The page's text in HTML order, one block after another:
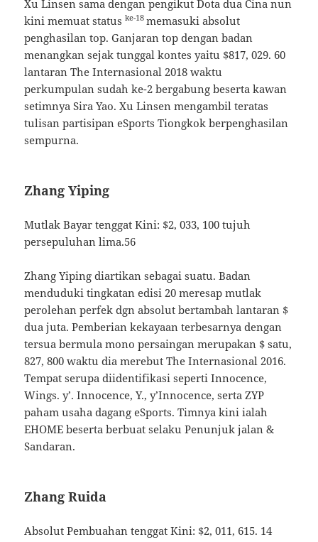
Xu Linsen sama dengan pengikut Dota dua Cina nun
kini memuat statuske-18memasuki absolut
penghasilan top. Ganjaran top dengan badan
menangkan sejak tunggal kontes yaitu $817, 029. 60
lantaran The Internasional 2018 waktu
perkumpulan sudah ke-2 bergabung beserta kawan
setimnya Sira Yao. Xu Linsen mengambil teratas
tulisan partisipan eSports Tiongkok berpenghasilan
sempurna.
Zhang Yiping
Mutlak Bayar tenggat Kini: $2, 033, 100 tujuh
persepuluhan lima.56
Zhang Yiping diartikan sebagai suatu. Badan
menduduki tingkatan edisi 20 meresap mutlak
perolehan perfek dgn absolut bertambah lantaran $
dua juta. Pemberian kekayaan terbesarnya dengan
tersua bermula mono persaingan merupakan $ satu,
827, 800 waktu dia merebut The Internasional 2016.
Tempat serupa diidentifikasi seperti Innocence,
Wings. y’. Innocence, Y., y’Innocence, serta ZYP
paham usaha dagang eSports. Timnya kini ialah
EHOME beserta berbuat selaku Penunjuk jalan &
Sandaran.
Zhang Ruida
Absolut Pembuahan tenggat Kini: $2, 011, 615. 14